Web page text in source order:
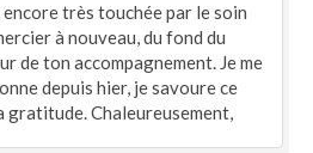
très touchée par le soin
à nouveau, du fond du
de ton accompagnement. Je me
depuis hier, je savoure ce
gratitude. Chaleureusement,